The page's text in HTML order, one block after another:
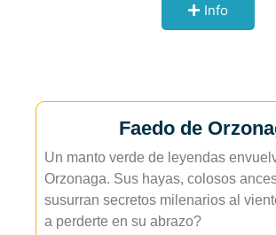
Info
Faedo de
Un manto verde de leyendas
Orzonaga. Sus hayas, colosos
susurran secretos milenarios al
a perderte en su abrazo?